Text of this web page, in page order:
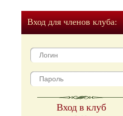
Вход для членов клуба:
Вход в клуб